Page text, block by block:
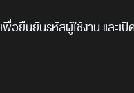
เพื่อยืนยันรหัสผู้ใช้งาน และเปิ